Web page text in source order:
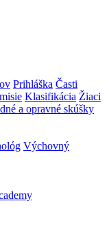
Prihláška Časti
Klasifikácia Žiaci
a opravné skúšky
Výchovný